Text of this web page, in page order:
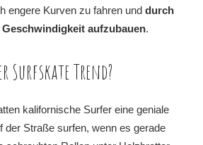
engere Kurven zu fahren und durch
aufzubauen.
Surfskate Trend?
kalifornische Surfer eine geniale
der Straße surfen, wenn es gerade